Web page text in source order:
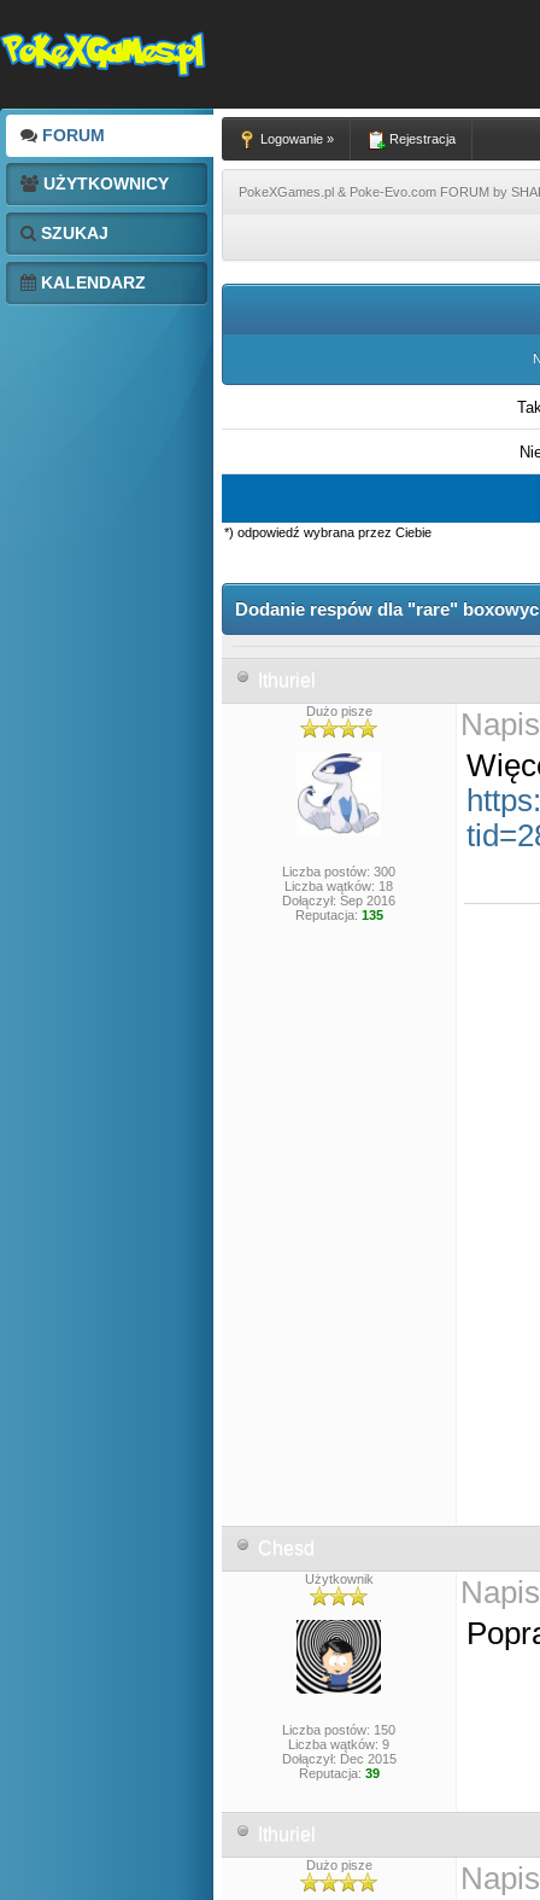
FORUM
UŻYTKOWNICY
SZUKAJ
KALENDARZ
Logowanie » Rejestracja
PokeXGames.pl & Poke-Evo.com FORUM by
*) odpowiedź wybrana przez Ciebie
Dodanie respów dla "rare"
Ithuriel
Dużo pisze
Liczba postów: 300
Liczba wątków: 18
Dołączył: Sep 2016
Reputacja: 135
Chesd
Użytkownik
Liczba postów: 150
Liczba wątków: 9
Dołączył: Dec 2015
Reputacja: 39
Ithuriel
Dużo pisze